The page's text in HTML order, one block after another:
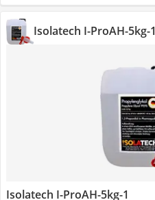
Isolatech I-ProAH-5kg-1
Isolatech I-ProAH-5kg-1